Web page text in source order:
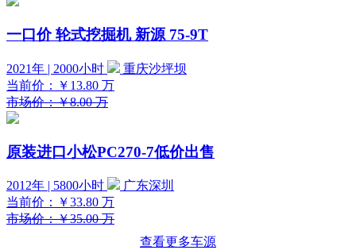
一口价 轮式挖掘机 新源 75-9T
2021年 | 2000小时
重庆沙坪坝
当前价：
￥13.80 万
市场价：￥8.00 万
原装进口小松PC270-7低价出售
2012年 | 5800小时
广东深圳
当前价：
￥33.80 万
市场价：￥35.00 万
查看更多车源